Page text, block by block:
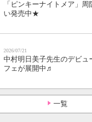
「ピンキーナイトメア」
い発売中★
2026/07/21
中村明日美子先生のデビュ
フェが展開中♬
一覧